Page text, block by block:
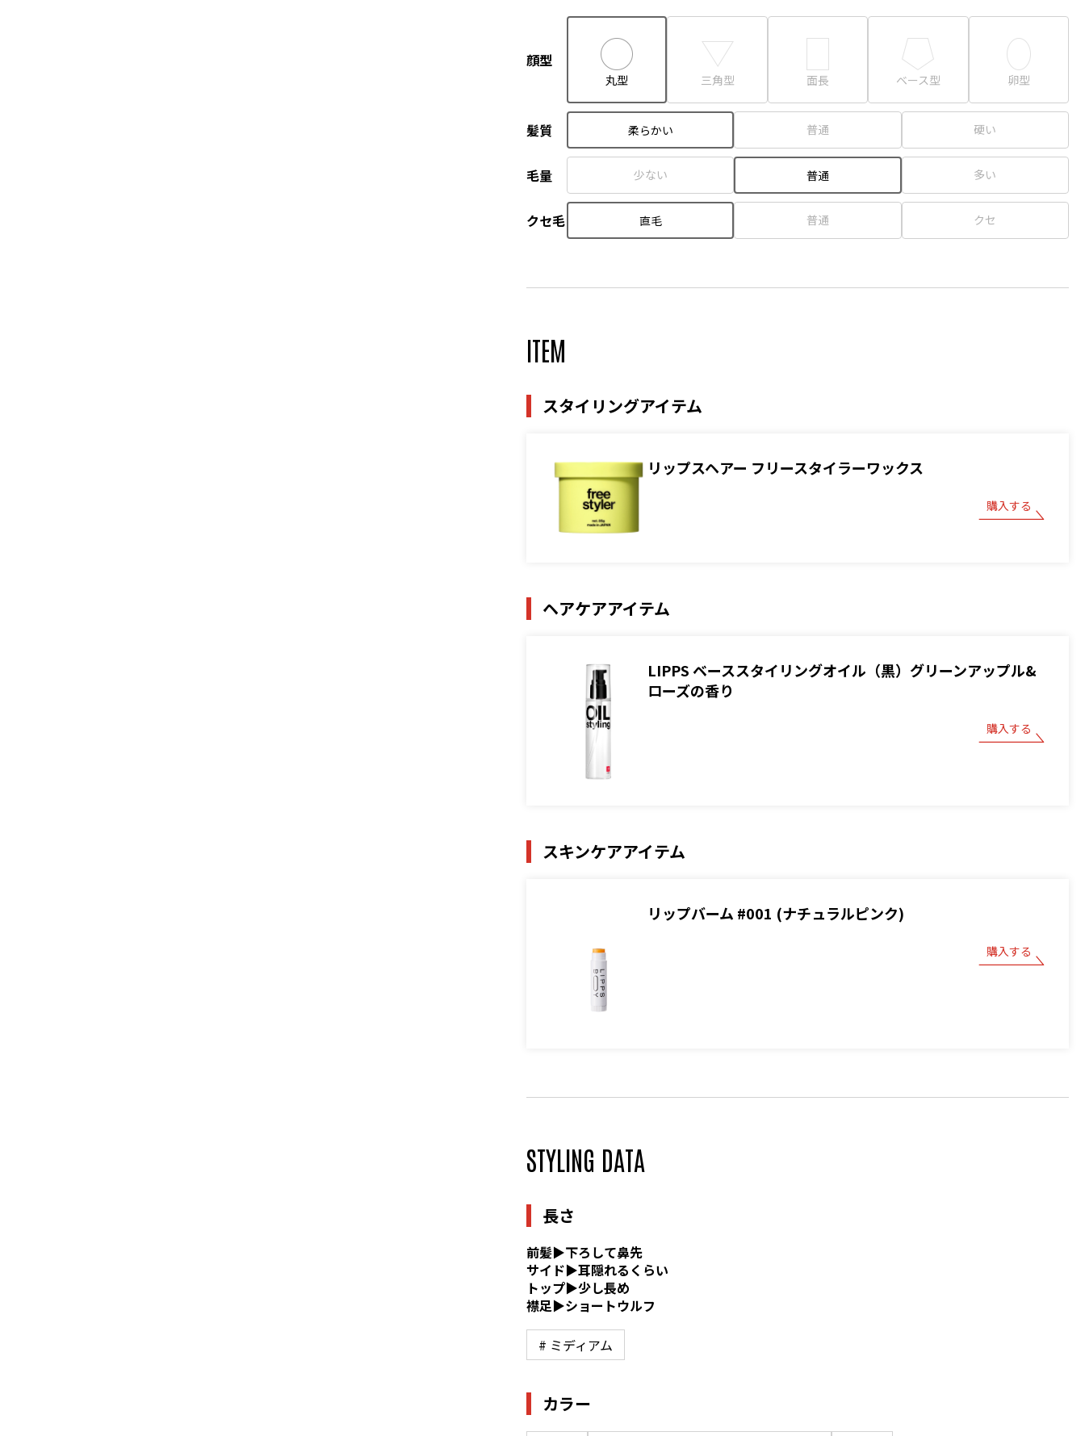
顔型
丸型 三角型 面長 ベース型 卵型
髪質 柔らかい 普通 硬い
毛量 少ない 普通 多い
クセ毛 直毛 普通 クセ
ITEM
スタイリングアイテム
リップスヘアー フリースタイラーワックス
購入する
ヘアケアアイテム
LIPPS ベーススタイリングオイル（黒）グリーンアップル&
ローズの香り
購入する
スキンケアアイテム
リップバーム #001 (ナチュラルピンク)
購入する
STYLING DATA
長さ
前髪▶︎下ろして鼻先
サイド▶︎耳隠れるくらい
トップ▶︎少し長め
襟足▶︎ショートウルフ
# ミディアム
カラー